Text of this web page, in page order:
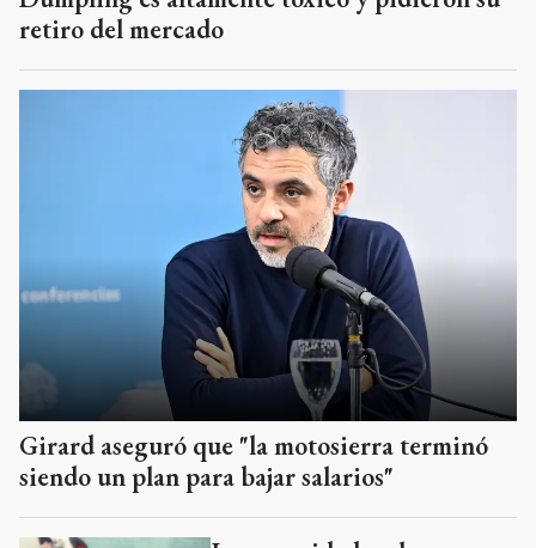
Girard aseguró que "la motosierra terminó
siendo un plan para bajar salarios"
La morosidad en las
escuelas privadas promedia
el 11% en la Provincia
Más de la mitad de la
Provincia se encuentra bajo
alerta naranja por
tormentas y fuertes vientos